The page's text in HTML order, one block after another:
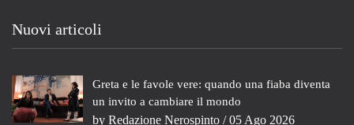
Nuovi articoli
Greta e le favole vere: quando una fiaba diventa
un invito a cambiare il mondo
by Redazione Nerospinto / 05 Ago 2026